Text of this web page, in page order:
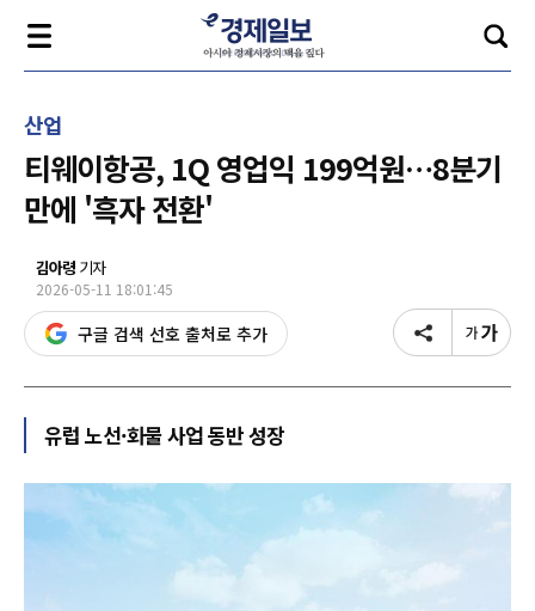
산업
티웨이항공, 1Q 영업익 199억원…8분기
만에 '흑자 전환'
김아령 기자
2026-05-11 18:01:45
구글 검색 선호 출처로 추가
유럽 노선·화물 사업 동반 성장